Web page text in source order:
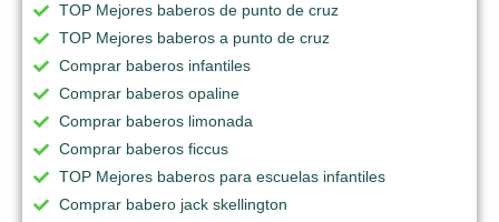
TOP Mejores baberos de punto de cruz
TOP Mejores baberos a punto de cruz
Comprar baberos infantiles
Comprar baberos opaline
Comprar baberos limonada
Comprar baberos ficcus
TOP Mejores baberos para escuelas infantiles
Comprar babero jack skellington